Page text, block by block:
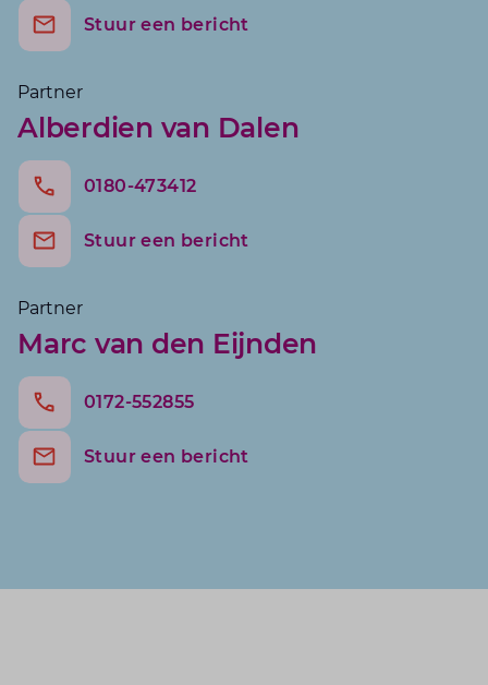
Stuur een bericht
Partner
Alberdien van Dalen
0180-473412
Stuur een bericht
Partner
Marc van den Eijnden
0172-552855
Stuur een bericht